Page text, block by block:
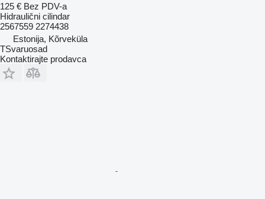
125 € Bez PDV-a
Hidraulični cilindar
2567559 2274438
Estonija, Kõrveküla
TSvaruosad
Kontaktirajte prodavca